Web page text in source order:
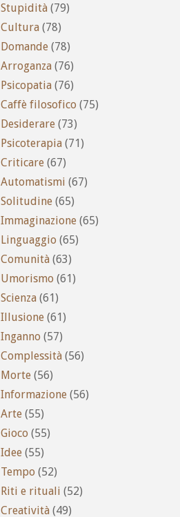
Stupidità (79)
Cultura (78)
Domande (78)
Arroganza (76)
Psicopatia (76)
Caffè filosofico (75)
Desiderare (73)
Psicoterapia (71)
Criticare (67)
Automatismi (67)
Solitudine (65)
Immaginazione (65)
Linguaggio (65)
Comunità (63)
Umorismo (61)
Scienza (61)
Illusione (61)
Inganno (57)
Complessità (56)
Morte (56)
Informazione (56)
Arte (55)
Gioco (55)
Idee (55)
Tempo (52)
Riti e rituali (52)
Creatività (49)